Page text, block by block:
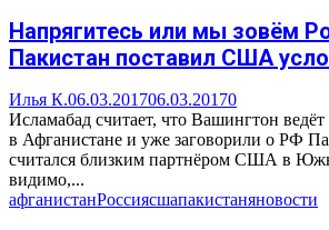
Напрягитесь или мы зовём
Пакистан поставил США
Илья К.06.03.201706.03.20170
Исламабад считает, что Вашингтон
в Афганистане и уже заговорили о РФ
считался близким партнёром США в
видимо,...
афганистанРоссиясшапакистаняновости